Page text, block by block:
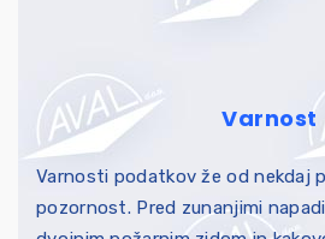
Varnost
Varnosti podatkov že od nekdaj
pozornost. Pred zunanjimi